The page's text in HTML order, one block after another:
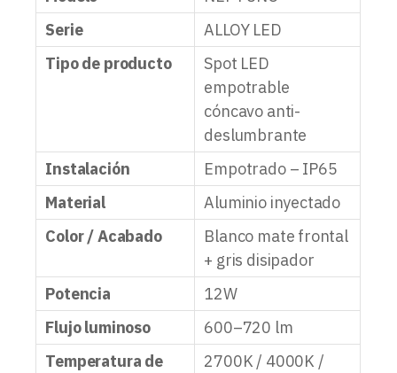
Serie
ALLOY LED
Tipo de producto
Spot LED
empotrable
cóncavo anti-
deslumbrante
Instalación
Empotrado – IP65
Material
Aluminio inyectado
Color / Acabado
Blanco mate frontal
+ gris disipador
Potencia
12W
Flujo luminoso
600–720 lm
Temperatura de
2700K / 4000K /